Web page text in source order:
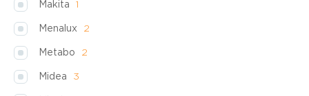
Makita 1
Menalux 2
Metabo 2
Midea 3